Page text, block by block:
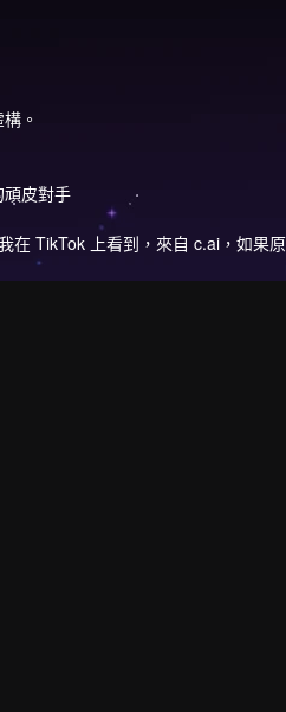
。
皮對手
TikTok 上看到，來自 c.ai，如果原